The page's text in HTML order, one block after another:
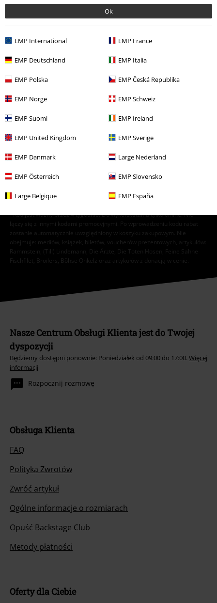
Ok
EMP International EMP France
EMP Deutschland EMP Italia
EMP Polska EMP Česká Republika
EMP Norge EMP Schweiz
EMP Suomi EMP Ireland
EMP United Kingdom EMP Sverige
EMP Danmark Large Nederland
EMP Österreich EMP Slovensko
Large Belgique EMP España
15%
Newsletter
więcej
Niniejszym potwierdzam, że chcę otrzymywać Newsletter EMP i zgadzam
się na to, że E.M.P. Merchandising mbH może przetwarzać moje dane
osobowe i wysyłać mi regularnie informacje o swoich produktach. Moje
dane osobowe będą przetwarzane zgodnie z zapisami
poprzez kliknięcie w link umożliwiający rezygnację z subskrypcji.
Zapisz się
*Kod jest ważny przez 4 tygodnie. Do wykorzystania tylko online. NIe
łączy się z innymi kodami promocyjnymi. Po wprowadzeniu kodu rabat
zostanie automatycznie uwzględniony w koszyku zakupowym. Nie
obejmuje: mediów, książek, biletów, voucherów prezentowych, artykułów:
Rammstein, (Till) Lindemann, Die Ärzte, Die Toten Hosen, Feine Sahne
Fischfilet, Broilers, Böhse Onkelz oraz artykułów z donacją w cenie.
Nasze Centrum Obsługi Klienta jest do Twojej
dyspozycji
Będziemy dostępni ponownie: Poniedziałek od 09:00 do 17:00. Więcej
informacji
Rozpocznij rozmowę
Obsługa Klienta
FAQ
Polityka Zwrotów
Zwróć artykuł
Ogólne informacje o rozmiarach
Opuść Backstage Club
Metody płatności
Oferty dla Ciebie